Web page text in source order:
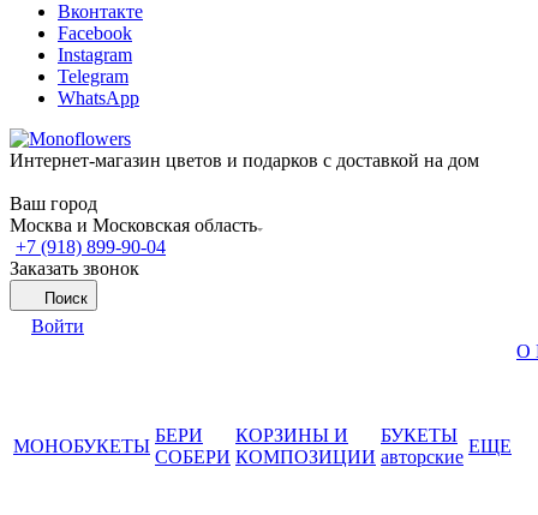
Вконтакте
Facebook
Instagram
Telegram
WhatsApp
Интернет-магазин цветов и подарков с доставкой на дом
Ваш город
Москва и Московская область
+7 (918) 899-90-04
Заказать звонок
Поиск
Войти
МОНОБУКЕТЫ
БЕРИ
СОБЕРИ
КОРЗИНЫ И
КОМПОЗИЦИИ
БУКЕТЫ
авторские
ЕЩЕ
О